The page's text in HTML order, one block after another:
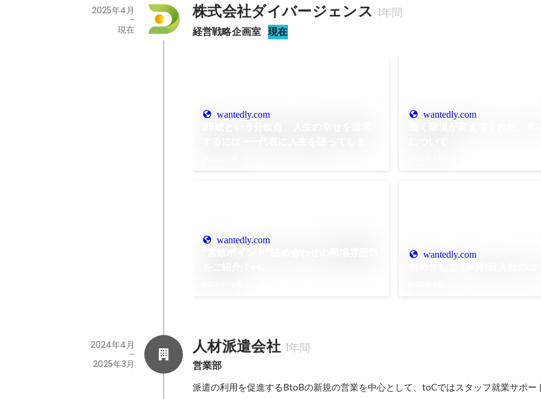
株式会社ダイバージェンス 1年間
経営戦略企画室 現在
2025年4月
-
現在
wantedly.com wantedly.com
wantedly.com
wantedly.com
人材派遣会社 1年間
営業部
2024年4月
-
2025年3月
派遣の利用を促進するBtoBの新規の営業を中心として、toCではスタッフ就業サポー